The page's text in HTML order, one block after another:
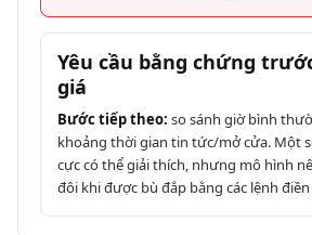
Yêu cầu bằng chứng
giá
Bước tiếp theo: so sánh giờ bình
khoảng thời gian tin tức/mở cửa. Một
cực có thể giải thích, nhưng mô hình
đôi khi được bù đắp bằng các lệnh